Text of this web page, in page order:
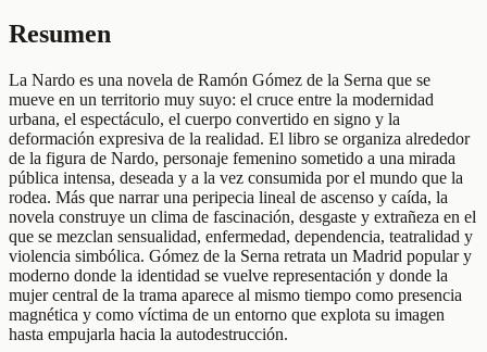
Resumen
La Nardo es una novela de Ramón Gómez de la Serna que se
mueve en un territorio muy suyo: el cruce entre la modernidad
urbana, el espectáculo, el cuerpo convertido en signo y la
deformación expresiva de la realidad. El libro se organiza alrededor
de la figura de Nardo, personaje femenino sometido a una mirada
pública intensa, deseada y a la vez consumida por el mundo que la
rodea. Más que narrar una peripecia lineal de ascenso y caída, la
novela construye un clima de fascinación, desgaste y extrañeza en el
que se mezclan sensualidad, enfermedad, dependencia, teatralidad y
violencia simbólica. Gómez de la Serna retrata un Madrid popular y
moderno donde la identidad se vuelve representación y donde la
mujer central de la trama aparece al mismo tiempo como presencia
magnética y como víctima de un entorno que explota su imagen
hasta empujarla hacia la autodestrucción.